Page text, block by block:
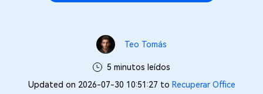
Teo Tomás
5 minutos leídos
Updated on 2026-07-30 10:51:27 to Recuperar Office